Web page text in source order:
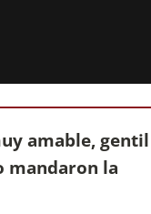
amable, gentil
mandaron la